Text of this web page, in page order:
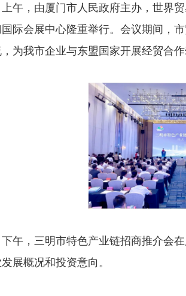
上午，由厦门市人民政府主办，世界
际会展中心隆重举行。会议期间，
为我市企业与东盟国家开展经贸合
下午，三明市特色产业链招商推介会
展概况和投资意向。